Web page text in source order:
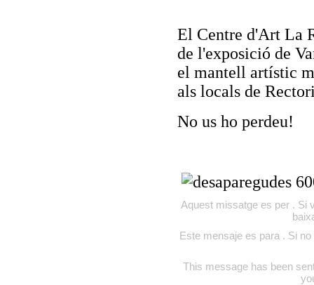
El Centre d'Art La
de l'exposició de
el mantell artístic
als locals de
No us ho perdeu!
Aquest missatge es per . Si
Este mensaje es para . Si
This message has been